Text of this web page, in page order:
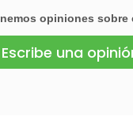
opiniones sobre
Escribe una